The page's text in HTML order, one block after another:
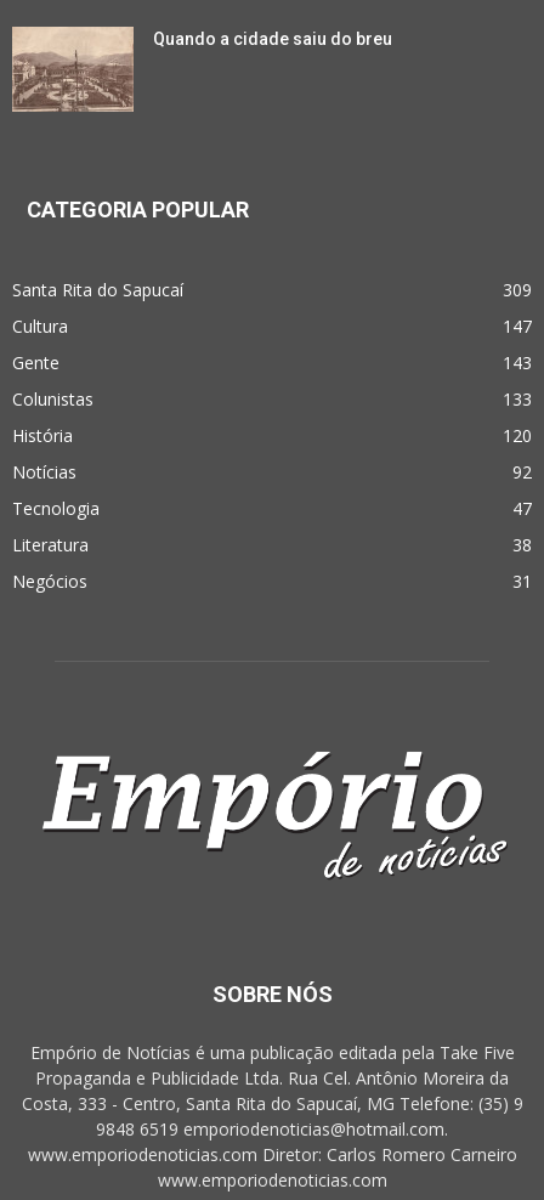
Quando a cidade saiu do breu
CATEGORIA POPULAR
Santa Rita do Sapucaí
309
Cultura
147
Gente
143
Colunistas
133
História
120
Notícias
92
Tecnologia
47
Literatura
38
Negócios
31
SOBRE NÓS
Empório de Notícias é uma publicação editada pela Take Five
Propaganda e Publicidade Ltda. Rua Cel. Antônio Moreira da
Costa, 333 - Centro, Santa Rita do Sapucaí, MG Telefone: (35) 9
9848 6519 emporiodenoticias@hotmail.com.
www.emporiodenoticias.com Diretor: Carlos Romero Carneiro
www.emporiodenoticias.com